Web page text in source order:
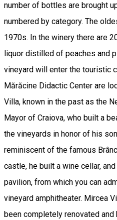
number of bottles are brought
numbered by category. The
1970s. In the winery there are
liquor distilled of peaches and
vineyard will enter the touristic
Mărăcine Didactic Center are
Villa, known in the past as the
Mayor of Craiova, who built a
the vineyards in honor of his
reminiscent of the famous
castle, he built a wine cellar,
pavilion, from which you can
vineyard amphitheater. Mircea
been completely renovated